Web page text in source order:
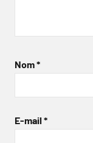
Nom*
E-mail *